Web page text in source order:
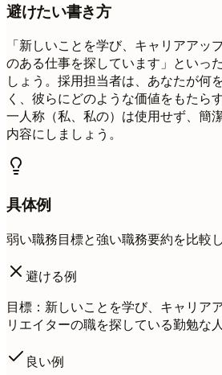
避けたい書き方
「新しいことを学び、キャリアアッ
のある仕事を探しています」といっ
しょう。採用担当者は、あなたが何
く、彼らにどのような価値をもたら
一人称（私、私の）は使用せず、簡
内容にしましょう。
具体例
弱い職務目標と強い職務要約を比較し
避ける例
目標：新しいことを学び、キャリア
リエイターの職を探している勤勉な人
良い例